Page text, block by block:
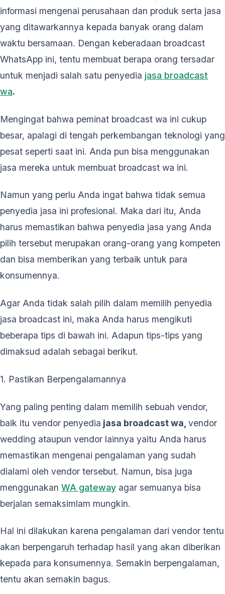
informasi mengenai perusahaan dan produk serta jasa
yang ditawarkannya kepada banyak orang dalam
waktu bersamaan. Dengan keberadaan broadcast
WhatsApp ini, tentu membuat berapa orang tersadar
untuk menjadi salah satu penyedia jasa broadcast
wa.
Mengingat bahwa peminat broadcast wa ini cukup
besar, apalagi di tengah perkembangan teknologi yang
pesat seperti saat ini. Anda pun bisa menggunakan
jasa mereka untuk membuat broadcast wa ini.
Namun yang perlu Anda ingat bahwa tidak semua
penyedia jasa ini profesional. Maka dari itu, Anda
harus memastikan bahwa penyedia jasa yang Anda
pilih tersebut merupakan orang-orang yang kompeten
dan bisa memberikan yang terbaik untuk para
konsumennya.
Agar Anda tidak salah pilih dalam memilih penyedia
jasa broadcast ini, maka Anda harus mengikuti
beberapa tips di bawah ini. Adapun tips-tips yang
dimaksud adalah sebagai berikut.
1. Pastikan Berpengalamannya
Yang paling penting dalam memilih sebuah vendor,
baik itu vendor penyedia jasa broadcast wa, vendor
wedding ataupun vendor lainnya yaitu Anda harus
memastikan mengenai pengalaman yang sudah
dialami oleh vendor tersebut. Namun, bisa juga
menggunakan WA gateway agar semuanya bisa
berjalan semaksimlam mungkin.
Hal ini dilakukan karena pengalaman dari vendor tentu
akan berpengaruh terhadap hasil yang akan diberikan
kepada para konsumennya. Semakin berpengalaman,
tentu akan semakin bagus.